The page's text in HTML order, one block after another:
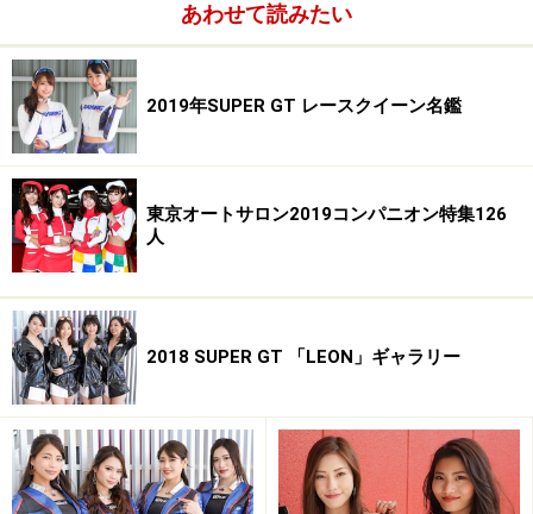
あわせて読みたい
2019年SUPER GT レースクイーン名鑑
東京オートサロン2019コンパニオン特集126
人
2018 SUPER GT 「LEON」ギャラリー